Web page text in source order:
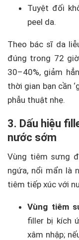
Tuyệt đối
peel da.
Theo bác sĩ da
đúng trong 72
30–40%, giảm
thời gian bạn cần
phẫu thuật nhẹ.
3. Dấu hiệu
nước sớm
Vùng tiêm sưng
ngứa, nổi mẩn là
tiêm tiếp xúc với
Vùng tiêm
filler bị kích
xâm nhập;